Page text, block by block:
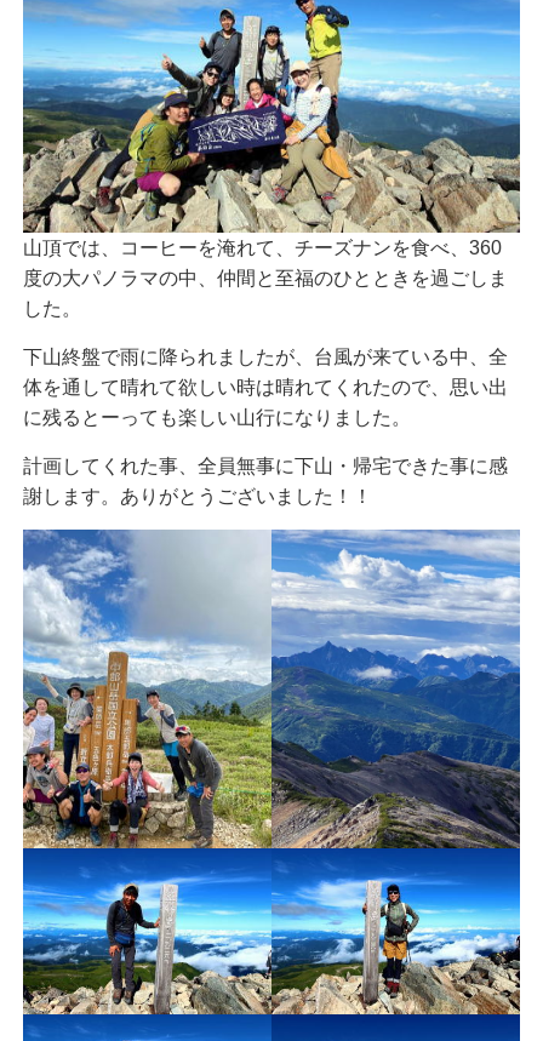
山頂では、コーヒーを淹れて、チーズナンを食べ、360
度の大パノラマの中、仲間と至福のひとときを過ごしま
した。
下山終盤で雨に降られましたが、台風が来ている中、全
体を通して晴れて欲しい時は晴れてくれたので、思い出
に残るとーっても楽しい山行になりました。
計画してくれた事、全員無事に下山・帰宅できた事に感
謝します。ありがとうございました！！